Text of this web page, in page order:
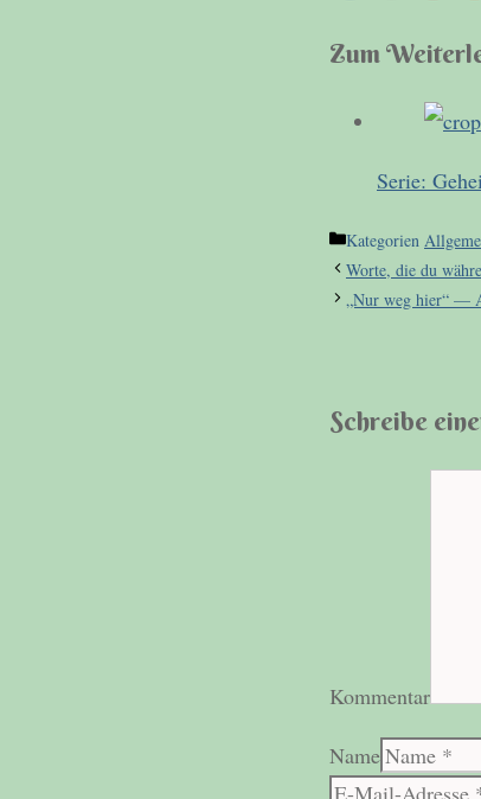
Zum
Serie:
Kategorien
Worte, die du
„Nur weg hier“ —
Schreibe
Kommentar
Name